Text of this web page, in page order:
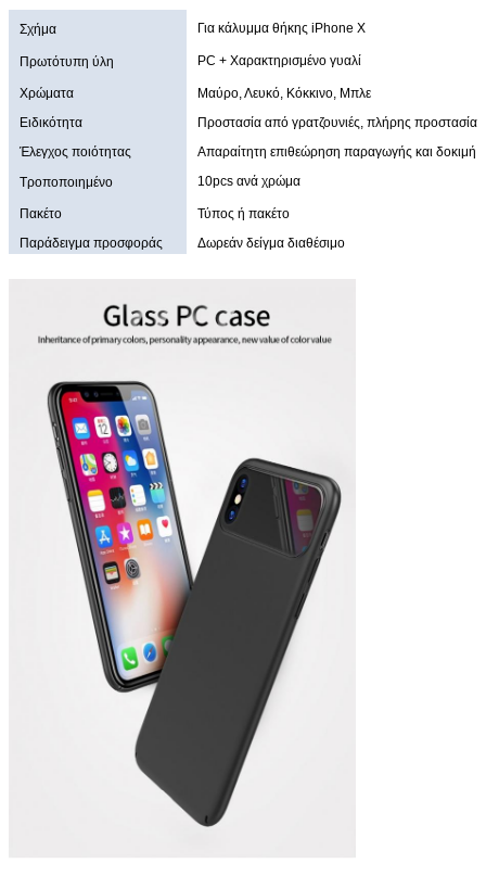
Σχήμα Για κάλυμμα θήκης iPhone X
Πρωτότυπη ύλη PC + Χαρακτηρισμένο γυαλί
Χρώματα
Μαύρο, Λευκό, Κόκκινο, Μπλε
Ειδικότητα
Προστασία από γρατζουνιές, πλήρης προστασία
Έλεγχος ποιότητας
Απαραίτητη επιθεώρηση παραγωγής και δοκιμή
Τροποποιημένο
10pcs ανά χρώμα
Πακέτο
Τύπος ή πακέτο
Παράδειγμα προσφοράς
Δωρεάν δείγμα διαθέσιμο